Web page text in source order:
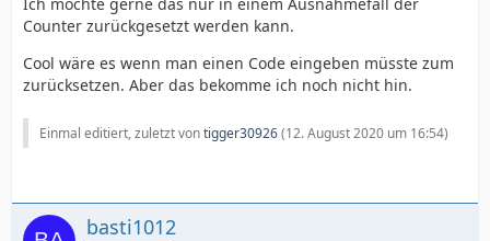
Counter zurückgesetzt werden kann.
Cool wäre es wenn man einen Code eingeben müsste zum
zurücksetzen. Aber das bekomme ich noch nicht hin.
Einmal editiert, zuletzt vontigger30926(12. August 2020 um 16:54)
basti1012